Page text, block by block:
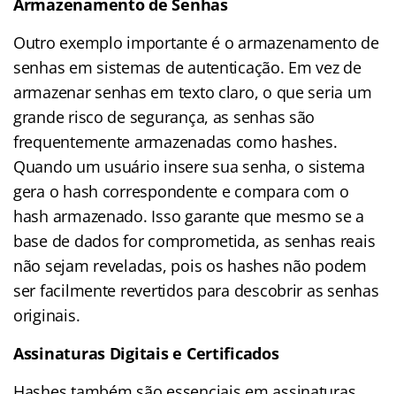
Armazenamento de Senhas
Outro exemplo importante é o armazenamento de
senhas em sistemas de autenticação. Em vez de
armazenar senhas em texto claro, o que seria um
grande risco de segurança, as senhas são
frequentemente armazenadas como hashes.
Quando um usuário insere sua senha, o sistema
gera o hash correspondente e compara com o
hash armazenado. Isso garante que mesmo se a
base de dados for comprometida, as senhas reais
não sejam reveladas, pois os hashes não podem
ser facilmente revertidos para descobrir as senhas
originais.
Assinaturas Digitais e Certificados